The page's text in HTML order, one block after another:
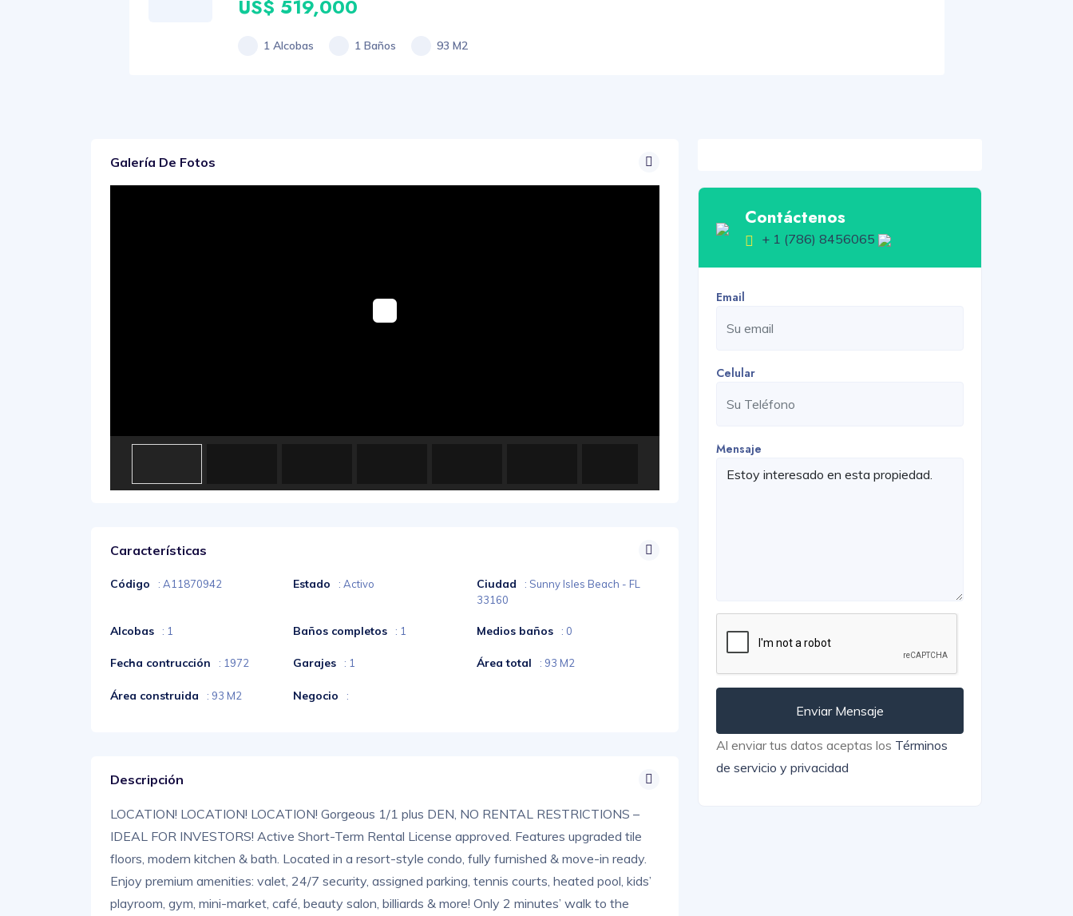
US$ 519,000
1 Alcobas 1 Baños 93 M2
Galería De Fotos
Características
Código : A11870942 Estado : Activo Ciudad
: Sunny Isles Beach - FL
33160
Alcobas : 1 Baños completos : 1 Medios baños : 0
Fecha contrucción : 1972 Garajes : 1 Área total : 93 M2
Área construida : 93 M2 Negocio :
Descripción
LOCATION! LOCATION! LOCATION! Gorgeous 1/1 plus DEN, NO RENTAL RESTRICTIONS –
IDEAL FOR INVESTORS! Active Short-Term Rental License approved. Features upgraded tile
floors, modern kitchen & bath. Located in a resort-style condo, fully furnished & move-in ready.
Enjoy premium amenities: valet, 24/7 security, assigned parking, tennis courts, heated pool, kids’
playroom, gym, mini-market, café, beauty salon, billiards & more! Only 2 minutes’ walk to the
Contáctenos
+ 1 (786) 8456065
Email
Celular
Mensaje
Enviar Mensaje
Al enviar tus datos aceptas los Términos
de servicio y privacidad